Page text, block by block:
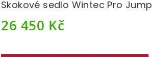
Skokové sedlo Wintec Pro Jump
26 450 Kč